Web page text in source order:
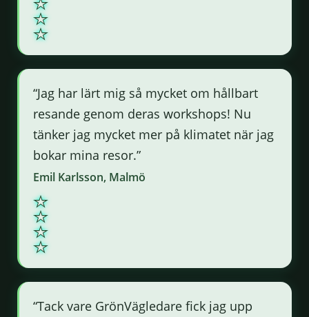
“Jag har lärt mig så mycket om hållbart
resande genom deras workshops! Nu
tänker jag mycket mer på klimatet när jag
bokar mina resor.”
Emil Karlsson, Malmö
“Tack vare GrönVägledare fick jag upp